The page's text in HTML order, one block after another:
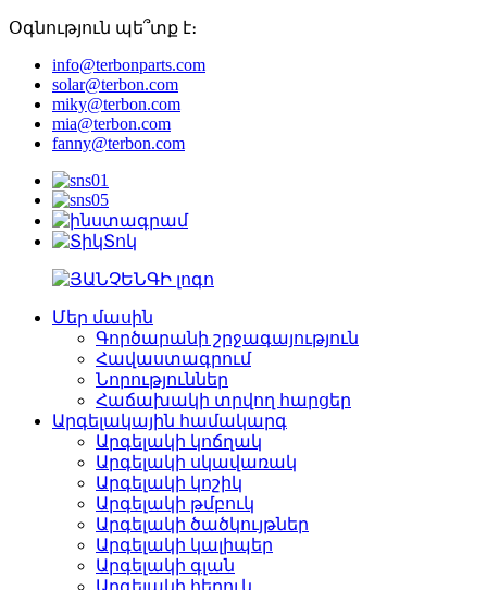
Օգնություն պե՞տք է։
info@terbonparts.com
solar@terbon.com
miky@terbon.com
mia@terbon.com
fanny@terbon.com
Մեր մասին
Գործարանի շրջագայություն
Հավաստագրում
Նորություններ
Հաճախակի տրվող հարցեր
Արգելակային համակարգ
Արգելակի կոճղակ
Արգելակի սկավառակ
Արգելակի կոշիկ
Արգելակի թմբուկ
Արգելակի ծածկույթներ
Արգելակի կալիպեր
Արգելակի գլան
Արգելակի հեղուկ